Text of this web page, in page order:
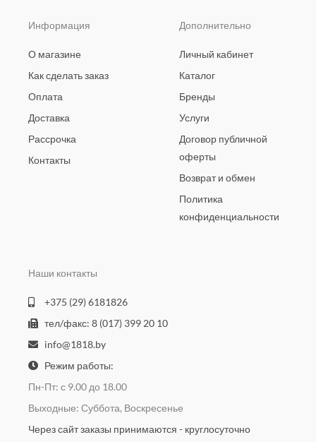
Информация
О магазине
Как сделать заказ
Оплата
Доставка
Рассрочка
Контакты
Дополнительно
Личный кабинет
Каталог
Бренды
Услуги
Договор публичной
оферты
Возврат и обмен
Политика
конфиденциальности
Наши контакты
+375 (29) 6181826
тел/факс: 8 (017) 399 20 10
info@1818.by
Режим работы:
Пн-Пт: с 9.00 до 18.00
Выходные: Суббота, Воскресенье
Через сайт заказы принимаются - круглосуточно